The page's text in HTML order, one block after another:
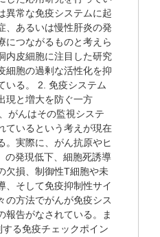
異常な免疫システムに起
、あるいは慢性肝炎の発
につながるものと考えら
内皮細胞に注目した研究
細胞の過剰な活性化を抑
いる。 2. 免疫システム
現と増大を防ぐ一方
がんはその監視システ
ているという考えが現在
。実際に、がん抗原やヒ
の発現低下、細胞死誘導
欠損、制御性T細胞や未
、そして免疫抑制性サイ
の方法でがんが免疫シス
報告がなされている。ま
る免疫チェックポイン